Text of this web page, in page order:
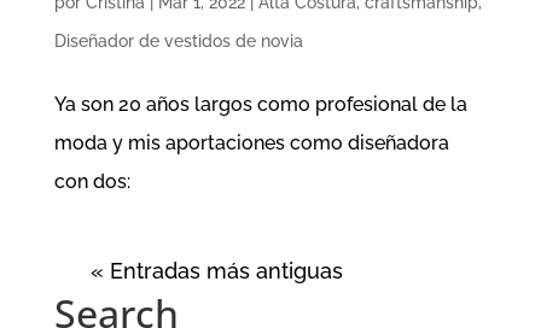
Diseñador de vestidos de novia
Ya son 20 años largos como profesional de la
moda y mis aportaciones como diseñadora
con dos:
« Entradas más antiguas
Search